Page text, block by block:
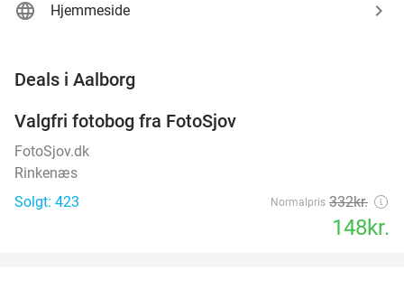
Hjemmeside
Deals i Aalborg
Valgfri fotobog fra FotoSjov
FotoSjov.dk
Rinkenæs
Solgt: 423
Normalpris 332kr.
148kr.